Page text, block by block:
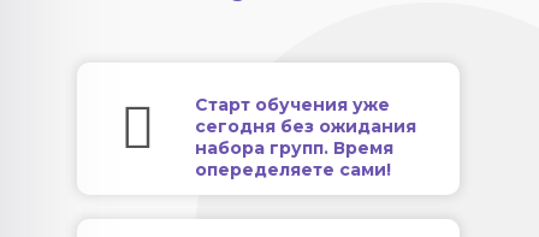
Старт обучения уже
сегодня без ожидания
набора групп. Время
опеределяете сами!